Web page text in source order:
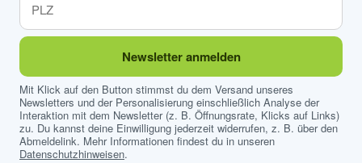
Newsletter anmelden
Mit Klick auf den Button stimmst du dem Versand unseres
Newsletters und der Personalisierung einschließlich Analyse der
Interaktion mit dem Newsletter (z. B. Öffnungsrate, Klicks auf Links)
zu. Du kannst deine Einwilligung jederzeit widerrufen, z. B. über den
Abmeldelink. Mehr Informationen findest du in unseren
Datenschutzhinweisen.